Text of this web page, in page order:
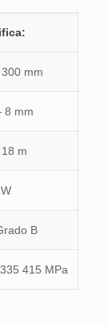
mm
8 mm
m
B
415 MPa